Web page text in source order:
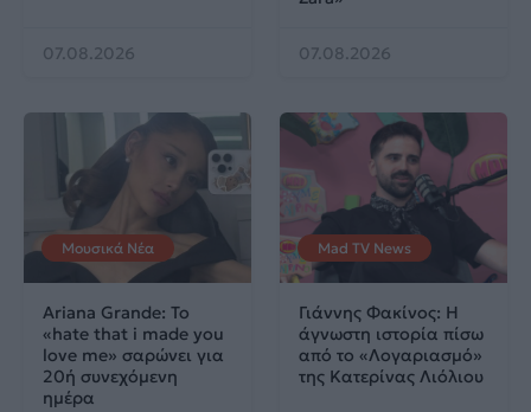
07.08.2026 07.08.2026
Μουσικά Νέα
Ariana Grande: Το
«hate that i made you
love me» σαρώνει για
20ή συνεχόμενη
ημέρα
Mad TV News
Γιάννης Φακίνος: Η
άγνωστη ιστορία πίσω
από το «Λογαριασμό»
της Κατερίνας Λιόλιου